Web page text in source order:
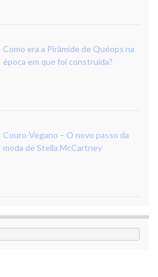
Como era a Pirâmide de Quéops na
época em que foi construída?
Couro-Vegano – O novo passo da
moda de Stella McCartney